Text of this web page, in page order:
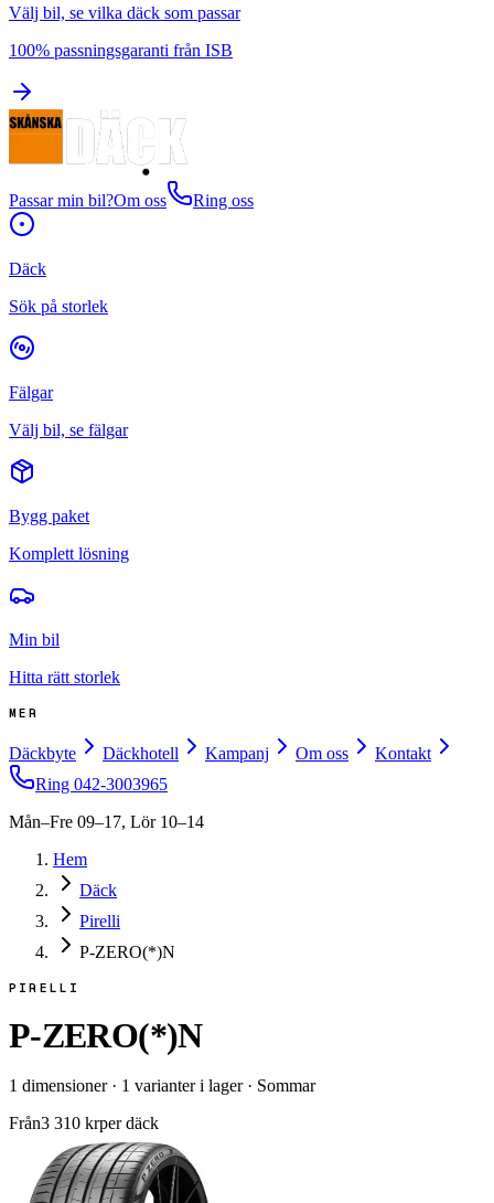
Välj bil, se vilka däck som passar
100% passningsgaranti från ISB
Passar min bil?Om oss Ring oss
Däck
Sök på storlek
Fälgar
Välj bil, se fälgar
Bygg paket
Komplett lösning
Min bil
Hitta rätt storlek
MER
Däckbyte Däckhotell Kampanj Om oss
Kontakt
Ring 042-3003965
Mån–Fre 09–17, Lör 10–14
Hem
Däck
Pirelli
P-ZERO(*)N
PIRELLI
P-ZERO(*)N
1 dimensioner· 1 varianter i lager· Sommar
Från3 310 krper däck